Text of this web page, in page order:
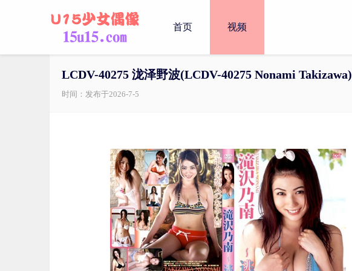
首页 视频
LCDV-40275 泷泽野波(LCDV-40275 Nonami Takizawa)
时间：发布于2026-7-5